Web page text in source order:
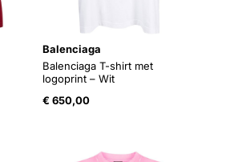
Balenciaga
Balenciaga T-shirt met
logoprint – Wit
€ 650,00